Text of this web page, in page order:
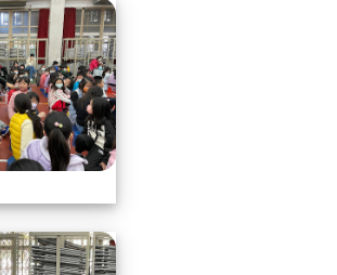
113.1.17中年級營養教育(
113.1.17中年級營養教育(